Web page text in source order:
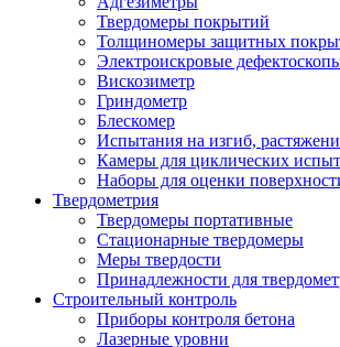
Твердомеры покрытий
Толщиномеры защитных
Электроискровые
Вискозиметр
Гриндометр
Блескомер
Испытания на изгиб,
Камеры для циклических
Наборы для оценки
Твердометрия
Твердомеры портативные
Стационарные твердомеры
Меры твердости
Принадлежности для
Строительный контроль
Приборы контроля бетона
Лазерные уровни